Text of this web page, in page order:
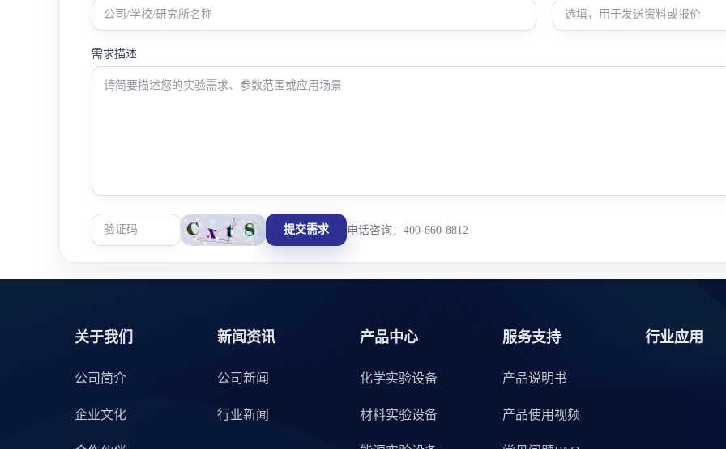
需求描述
提交需求 电话咨询：400-660-8812
关于我们
公司简介
企业文化
新闻资讯
公司新闻
行业新闻
产品中心
化学实验设备
材料实验设备
服务支持
产品说明书
产品使用视频
行业应用